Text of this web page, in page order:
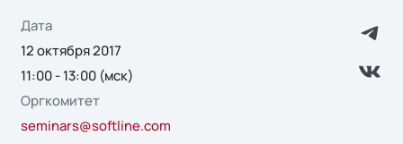
Дата
12 октября 2017
11:00 - 13:00 (мск)
Оргкомитет
seminars@softline.com